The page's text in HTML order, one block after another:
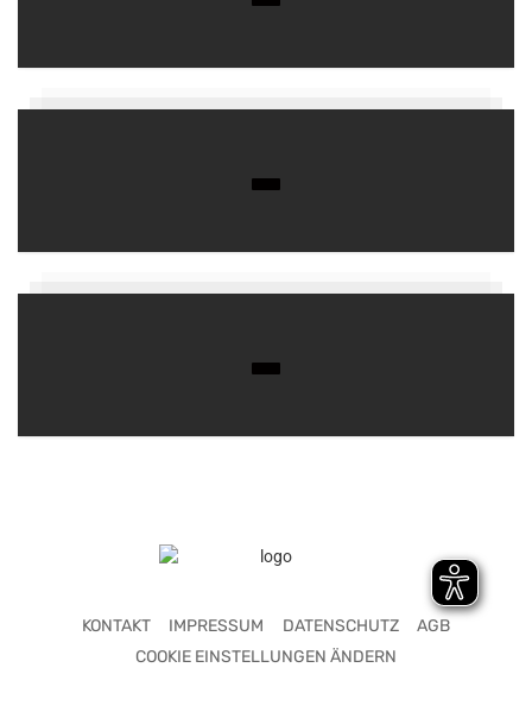
KONTAKT IMPRESSUM DATENSCHUTZ
AGB
COOKIE EINSTELLUNGEN ÄNDERN